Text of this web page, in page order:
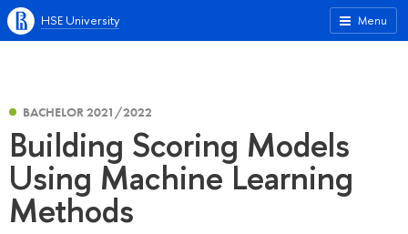
Menu
HSE University
BACHELOR 2021/2022
Building Scoring Models
Using Machine Learning
Methods